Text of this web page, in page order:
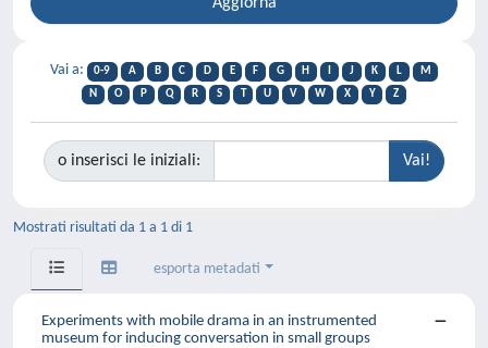
Vai a: 0-9 A B C D E F G H J K L
M
N
O P Q R S T U V W X Y Z
o inserisci le iniziali:
Mostrati risultati da 1 a 1 di 1
esporta metadati
Experiments with mobile drama in an instrumented
museum for inducing conversation in small groups